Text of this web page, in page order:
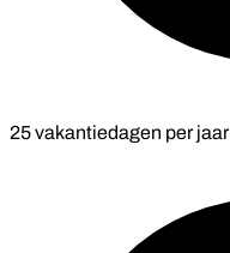
25 vakantiedagen per jaar